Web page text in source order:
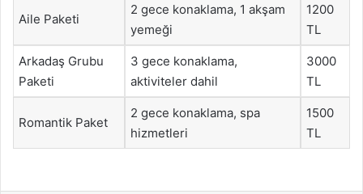
Aile Paketi
2 gece konaklama, 1 akşam
yemeği
1200
TL
Arkadaş Grubu
Paketi
3 gece konaklama,
aktiviteler dahil
3000
TL
Romantik Paket
2 gece konaklama, spa
hizmetleri
1500
TL